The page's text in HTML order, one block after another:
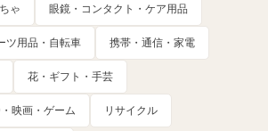
ゃ 眼鏡・コンタクト・ケア用品
ツ用品・自転車 携帯・通信・家電
花・ギフト・手芸
映画・ゲーム リサイクル